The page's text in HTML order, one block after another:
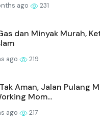
ago 231
dan Minyak Murah,
ago 219
Aman, Jalan Pulang
Mom...
ago 217